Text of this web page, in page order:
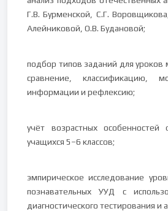
Г.В. Бурменской, С.Г.
Алейниковой, О.В. Будановой;
подбор типов заданий для уроков
сравнение, классификацию,
информации и рефлексию;
учёт возрастных
учащихся 5–6 классов;
эмпирическое исследование
познавательных УУД с
диагностического тестирования и